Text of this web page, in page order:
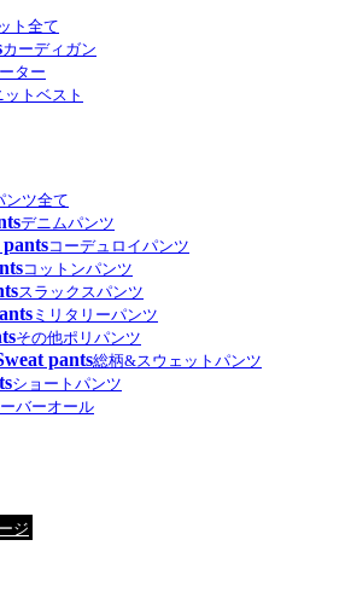
ト全て
カーディガン
ター
ットベスト
ンツ全て
デニムパンツ
コーデュロイパンツ
コットンパンツ
スラックスパンツ
ミリタリーパンツ
その他ポリパンツ
pants総柄&スウェットパンツ
ショートパンツ
バーオール
ジ